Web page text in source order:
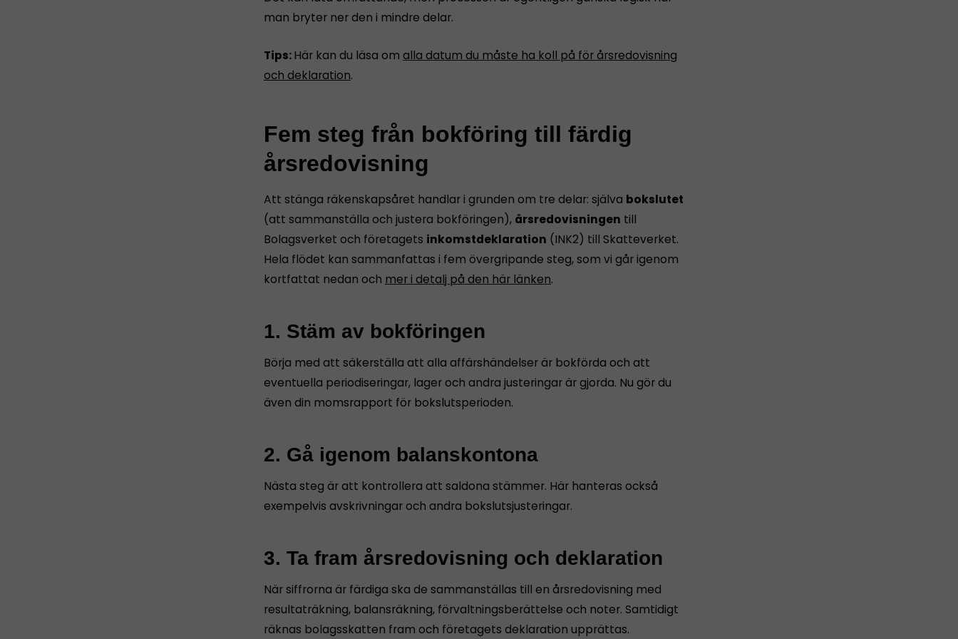
man bryter ner den i mindre delar.
Tips:Här kan du läsa om alla datum du måste ha koll på för årsredovisning
och deklaration.
Fem steg från bokföring till färdig
årsredovisning
Att stänga räkenskapsåret handlar i grunden om tre delar: själva bokslutet
(att sammanställa och justera bokföringen), årsredovisningen till
Bolagsverket och företagets inkomstdeklaration (INK2) till Skatteverket.
Hela flödet kan sammanfattas i fem övergripande steg, som vi går igenom
kortfattat nedan och mer i detalj på den här länken.
1. Stäm av bokföringen
Börja med att säkerställa att alla affärshändelser är bokförda och att
eventuella periodiseringar, lager och andra justeringar är gjorda. Nu gör du
även din momsrapport för bokslutsperioden.
2. Gå igenom balanskontona
Nästa steg är att kontrollera att saldona stämmer. Här hanteras också
exempelvis avskrivningar och andra bokslutsjusteringar.
3. Ta fram årsredovisning och deklaration
När siffrorna är färdiga ska de sammanställas till en årsredovisning med
resultaträkning, balansräkning, förvaltningsberättelse och noter. Samtidigt
räknas bolagsskatten fram och företagets deklaration upprättas.